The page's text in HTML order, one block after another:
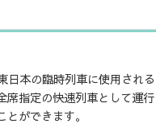
日本の臨時列車に使用され
席指定の快速列車として運
ができます。